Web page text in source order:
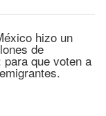
hizo un
de
que voten a